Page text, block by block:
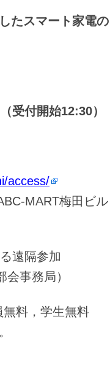
たスマート家電の
付開始12:30）
access/
MART梅田ビル
隔参加
務局）
料，学生無料